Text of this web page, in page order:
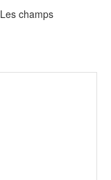
Les champs